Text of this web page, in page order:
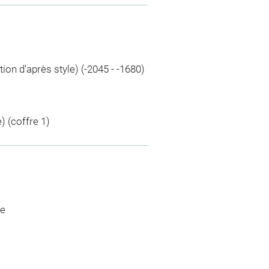
d'après style) (-2045 - -1680)
(coffre 1)